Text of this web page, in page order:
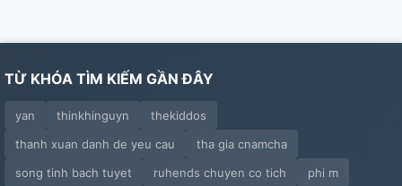
TỪ KHÓA TÌM KIẾM GẦN ĐÂY
yan thinkhinguyn
thekiddos
thanh xuan danh de yeu cau
tha gia cnamcha
song tinh bach tuyet
ruhends chuyen co tich
phi m